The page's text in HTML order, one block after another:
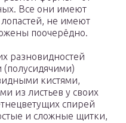
Все они имеют
не имеют
поочерёдно.
разновидностей
(полусидячими)
кистями,
из листьев у своих
спирей
и сложные щитки,